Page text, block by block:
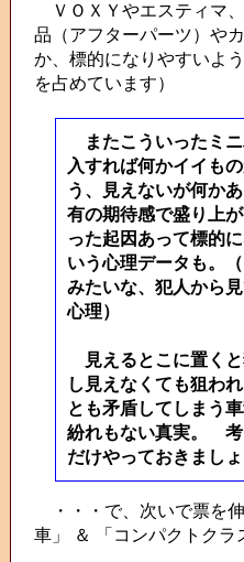
ＶＯＸＹやエスティマ
品（アフターパーツ）や
か、標的になりやすいよ
を占めています）
またこういったミ
入すれば何かイイも
う、見えないが何か
有の期待感で盛り上
った起因あって標的
いう心理データも
みたいな、犯人から
心理）
見えるとこに置く
し見えなくても狙わ
とも矛盾してしまう
紛れもない真実。 考
だけやっておきましょ
・・・で、次いで票を
車」 ＆ 「コンパクトクラ